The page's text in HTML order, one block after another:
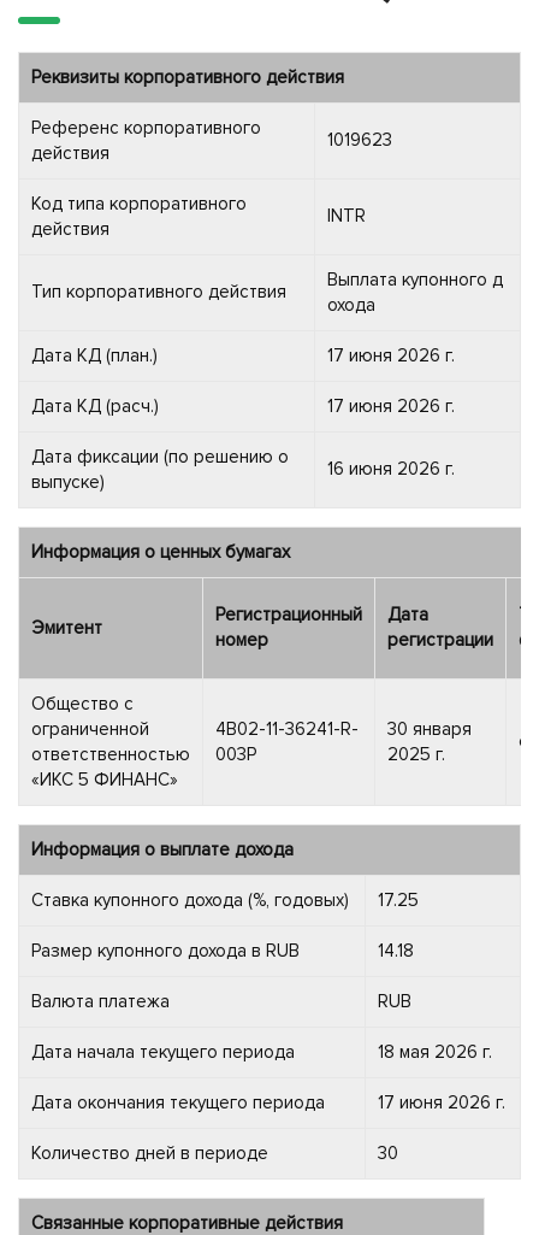
Реквизиты корпоративного действия
Референс корпоративного
действия
1019623
Код типа корпоративного
действия
INTR
Тип корпоративного действия
Выплата купонного д
охода
Дата КД (план.) 17 июня 2026 г.
Дата КД (расч.) 17 июня 2026 г.
Дата фиксации (по решению о
выпуске)
16 июня 2026 г.
Информация о ценных бумагах
Эмитент
Регистрационный
номер
Дата
регистрации
Общество с
ограниченной
ответственностью
«ИКС 5 ФИНАНС»
4B02-11-36241-R-
003P
30 января
2025 г.
Информация о выплате дохода
Ставка купонного дохода (%, годовых) 17.25
Размер купонного дохода в RUB 14.18
Валюта платежа RUB
Дата начала текущего периода 18 мая 2026 г.
Дата окончания текущего периода 17 июня 2026 г.
Количество дней в периоде 30
Связанные корпоративные действия